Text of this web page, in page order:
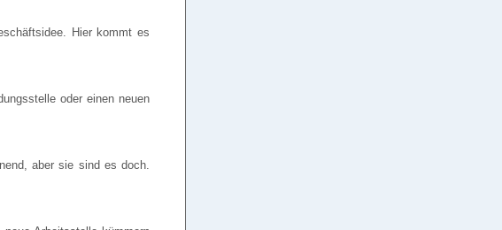
Hier kommt es
oder einen neuen
aber sie sind es doch.